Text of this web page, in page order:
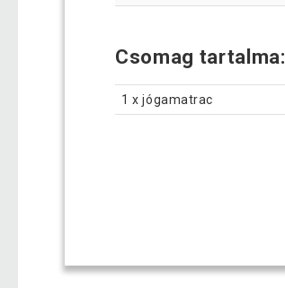
Csomag tartalma:
1 x jógamatrac